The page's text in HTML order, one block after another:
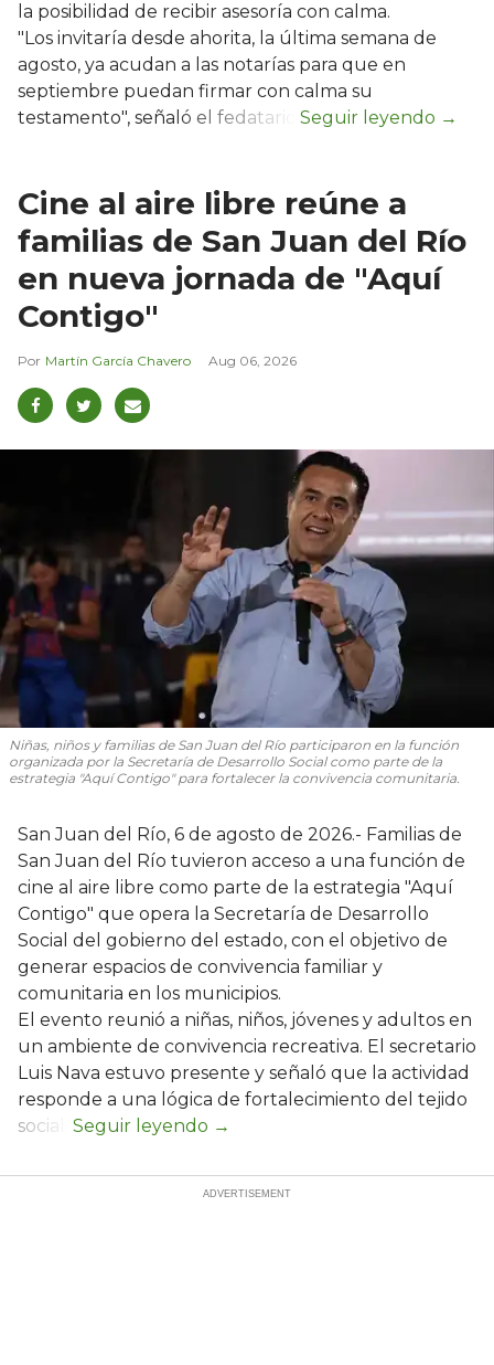
la posibilidad de recibir asesoría con calma.
"Los invitaría desde ahorita, la última semana de
agosto, ya acudan a las notarías para que en
septiembre puedan firmar con calma su
testamento", señaló el fedatario.
Cine al aire libre reúne a
familias de San Juan del Río
en nueva jornada de "Aquí
Contigo"
Martín García Chavero Aug 06, 2026
Niñas, niños y familias de San Juan del Río participaron en la función
organizada por la Secretaría de Desarrollo Social como parte de la
estrategia "Aquí Contigo" para fortalecer la convivencia comunitaria.
San Juan del Río, 6 de agosto de 2026.- Familias de
San Juan del Río tuvieron acceso a una función de
cine al aire libre como parte de la estrategia "Aquí
Contigo" que opera la Secretaría de Desarrollo
Social del gobierno del estado, con el objetivo de
generar espacios de convivencia familiar y
comunitaria en los municipios.
El evento reunió a niñas, niños, jóvenes y adultos en
un ambiente de convivencia recreativa. El secretario
Luis Nava estuvo presente y señaló que la actividad
responde a una lógica de fortalecimiento del tejido
social: